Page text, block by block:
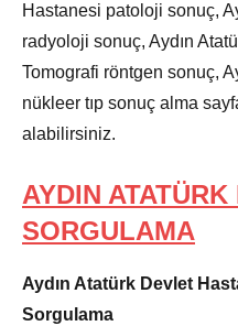
Hastanesi patoloji sonuç,
radyoloji sonuç, Aydın
Tomografi röntgen sonuç,
nükleer tıp sonuç alma
alabilirsiniz.
AYDIN
SORGULAMA
Aydın Atatürk Devlet
Sorgulama